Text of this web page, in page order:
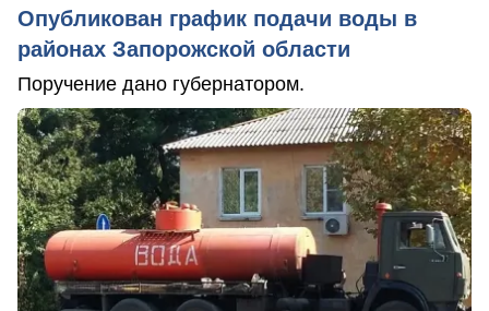
Опубликован график подачи воды в
районах Запорожской области
Поручение дано губернатором.